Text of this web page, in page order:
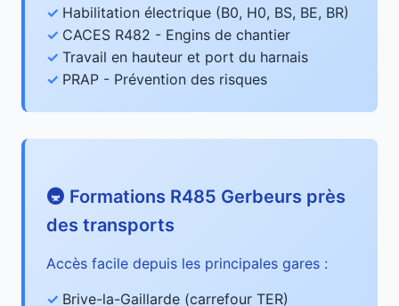
Habilitation électrique (B0, H0, BS, BE, BR)
CACES R482 - Engins de chantier
Travail en hauteur et port du harnais
PRAP - Prévention des risques
🚇 Formations R485 Gerbeurs près
des transports
Accès facile depuis les principales gares :
Brive-la-Gaillarde (carrefour TER)